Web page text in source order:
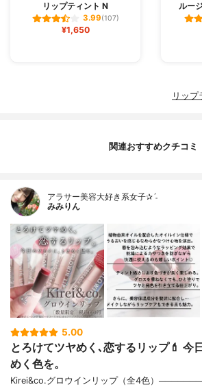
リップティント N
3.99(107)
¥1,650
ルー
リッ
関連おすすめクチコミ
アラサー美容大好き系女子✰ˊ˗
みみりん
5.00
とろけてツヤめく､恋するリップ💄 今
めく色を。
Kirei&co.グロウインリップ（全4色）